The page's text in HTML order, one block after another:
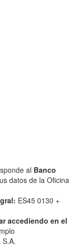
al Banco
datos de la Oficina
ES45 0130 +
accediendo en el